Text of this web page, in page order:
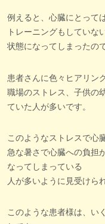
例えると、心臓にとっては
トレーニングもしていな
状態になってしまったの
患者さんに色々ヒアリン
職場のストレス、子供の
ていた人が多いです。
このようなストレスで心
急な暑さで心臓への負担
なってしまっている
人が多いように見受けら
このような患者様は、い